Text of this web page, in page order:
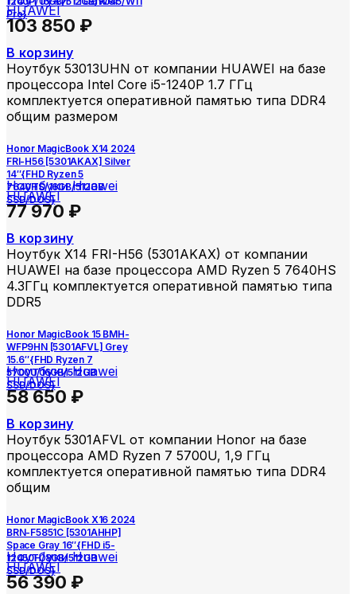
Pro}
HUAWEI
103 850 ₽
В корзину
Ноутбук 53013UHN от компании HUAWEI на базе
процессора Intel Core i5-1240P 1.7 ГГц
комплектуется оперативной памятью типа DDR4
общим размером
Honor MagicBook X14 2024
FRI-H56 [5301AKAX] Silver
14″{FHD Ryzen 5
7640HS/16GB/512GB
SSD/DOS}
Ноутбуки Huawei
HUAWEI
77 970 ₽
В корзину
Ноутбук X14 FRI-H56 (5301AKAX) от компании
HUAWEI на базе процессора AMD Ryzen 5 7640HS
4.3ГГц комплектуется оперативной памятью типа
DDR5
Honor MagicBook 15 BMH-
WFP9HN [5301AFVL] Grey
15.6″{FHD Ryzen 7
5700U/16GB/512GB
SSD/DOS}
Ноутбуки Huawei
HUAWEI
58 650 ₽
В корзину
Ноутбук 5301AFVL от компании Honor на базе
процессора AMD Ryzen 7 5700U, 1,9 ГГц
комплектуется оперативной памятью типа DDR4
общим
Honor MagicBook X16 2024
BRN-F5851C [5301AHHP]
Space Gray 16″{FHD i5-
12450H/8GB/512GB
SSD/DOS}
Ноутбуки Huawei
HUAWEI
56 390 ₽